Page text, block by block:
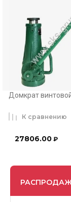
Домкрат
27806.00 ₽
К сравнению